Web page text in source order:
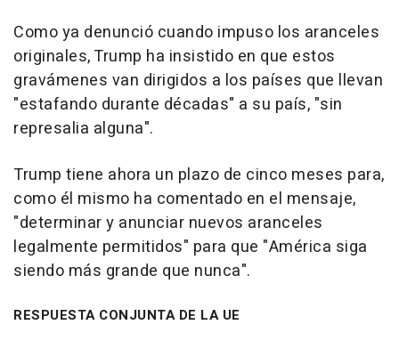
Como ya denunció cuando impuso los aranceles
originales, Trump ha insistido en que estos
gravámenes van dirigidos a los países que llevan
"estafando durante décadas" a su país, "sin
represalia alguna".
Trump tiene ahora un plazo de cinco meses para,
como él mismo ha comentado en el mensaje,
"determinar y anunciar nuevos aranceles
legalmente permitidos" para que "América siga
siendo más grande que nunca".
RESPUESTA CONJUNTA DE LA UE